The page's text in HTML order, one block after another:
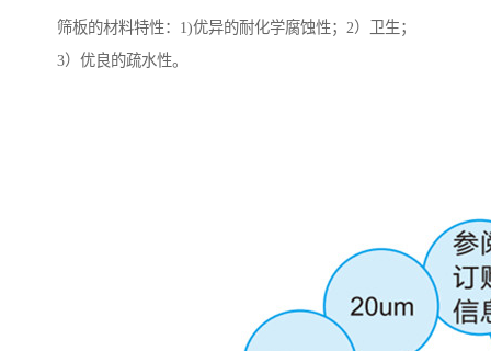
筛板的材料特性：1)优异的耐化学腐蚀性；2）卫生；
3）优良的疏水性。